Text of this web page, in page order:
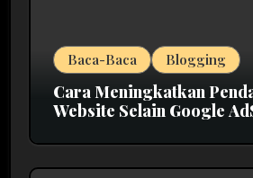
Baca-Baca Blogging
Cara Meningkatkan
Website Selain Google